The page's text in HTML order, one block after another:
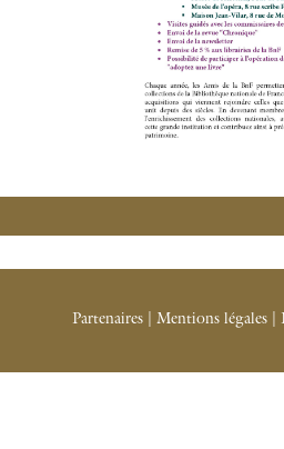
Partenaires Mentions légales